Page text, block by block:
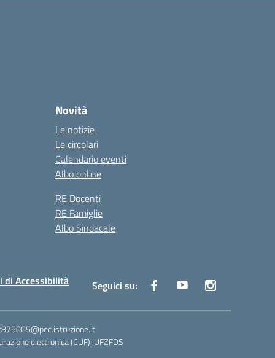
Novità
Le notizie
Le circolari
Calendario eventi
Albo online
RE Docenti
RE Famiglie
Albo Sindacale
di Accessibilità Seguici su:
elettronica (CUF): UFZFDS